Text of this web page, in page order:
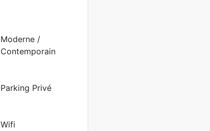
Moderne /
Contemporain
Parking Privé
Wifi